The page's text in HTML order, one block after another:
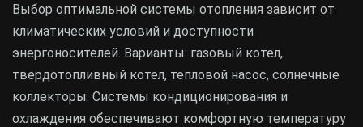
Выбор оптимальной системы отопления зависит от
климатических условий и доступности
энергоносителей. Варианты: газовый котел,
твердотопливный котел, тепловой насос, солнечные
коллекторы. Системы кондиционирования и
охлаждения обеспечивают комфортную температуру